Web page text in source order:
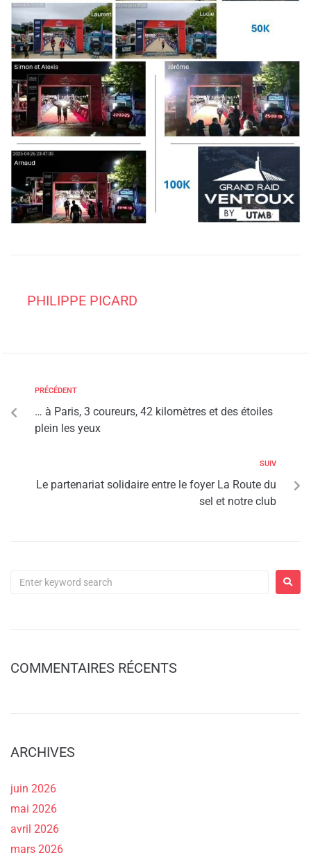
PHILIPPE PICARD
PRÉCÉDENT
… à Paris, 3 coureurs, 42 kilomètres et des étoiles
plein les yeux
SUIV
Le partenariat solidaire entre le foyer La Route du
sel et notre club
COMMENTAIRES RÉCENTS
ARCHIVES
juin 2026
mai 2026
avril 2026
mars 2026